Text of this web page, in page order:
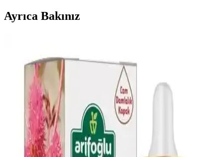
Ayrıca Bakınız
Trendleri
2024 yılında doğal ve bakım kolaylığı sağlayan saç stilleri ön planda
olacak. Trendler henüz net olmasa da, kişisel stil ve moda
gelişmeleri doğrultusunda seçimler yapılabilir.
Dr.C.Tuna Çay Ağacı Yağlı Sos Serumu: Çok Yönlü
Doğal Cilt ve Saç Bakım Ürünü
Doğal içerikli Dr.C.Tuna Çay Ağacı Yağlı Sos Serumu, cilt ve saç
derisi sorunlarına karşı çok yönlü kullanım sağlar, ferahlatıcı etkisi